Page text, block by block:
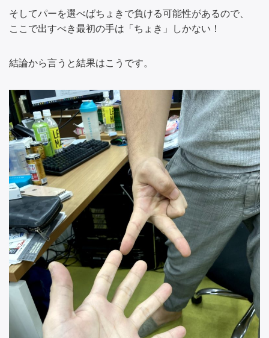
そしてパーを選べばちょきで負ける可能性があるので、
ここで出すべき最初の手は「ちょき」しかない！
結論から言うと結果はこうです。